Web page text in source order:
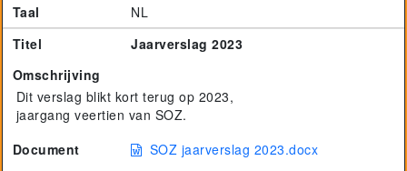
Taal
NL
Titel
Jaarverslag 2023
Omschrijving
Dit verslag blikt kort terug op 2023,
jaargang veertien van SOZ.
Document
SOZ jaarverslag 2023.docx